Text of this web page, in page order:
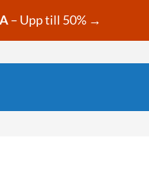
– Upp till 50% →